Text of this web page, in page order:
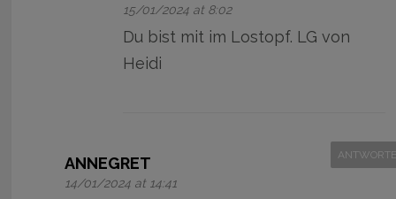
15/01/2024 at 8:02
Du bist mit im Lostopf. LG von
Heidi
ANNEGRET
14/01/2024 at 14:41